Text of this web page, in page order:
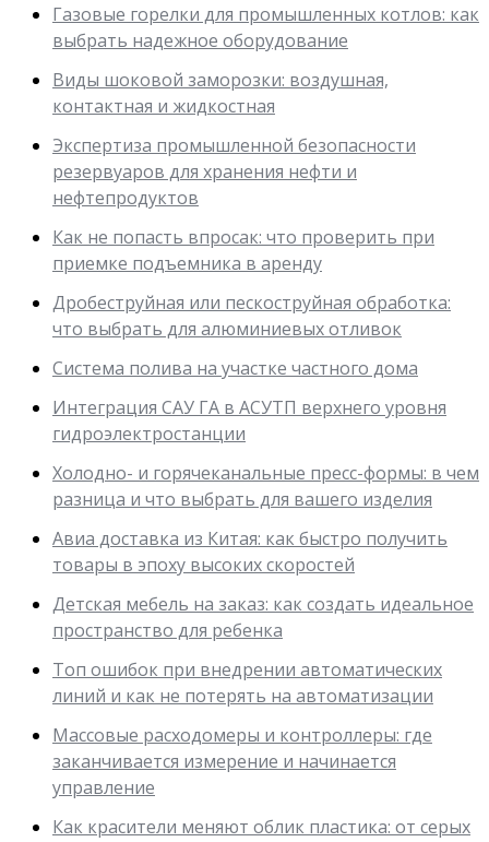
Газовые горелки для промышленных котлов: как
выбрать надежное оборудование
Виды шоковой заморозки: воздушная,
контактная и жидкостная
Экспертиза промышленной безопасности
резервуаров для хранения нефти и
нефтепродуктов
Как не попасть впросак: что проверить при
приемке подъемника в аренду
Дробеструйная или пескоструйная обработка:
что выбрать для алюминиевых отливок
Система полива на участке частного дома
Интеграция САУ ГА в АСУТП верхнего уровня
гидроэлектростанции
Холодно- и горячеканальные пресс-формы: в чем
разница и что выбрать для вашего изделия
Авиа доставка из Китая: как быстро получить
товары в эпоху высоких скоростей
Детская мебель на заказ: как создать идеальное
пространство для ребенка
Топ ошибок при внедрении автоматических
линий и как не потерять на автоматизации
Массовые расходомеры и контроллеры: где
заканчивается измерение и начинается
управление
Как красители меняют облик пластика: от серых